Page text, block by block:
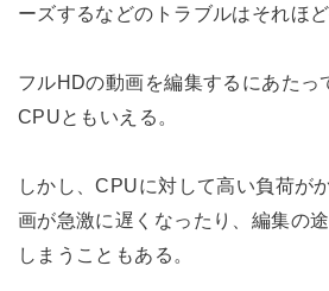
ーズするなどのトラブルはそれほ
フルHDの動画を編集するにあたっ
CPUともいえる。
しかし、CPUに対して高い負荷が
画が急激に遅くなったり、編集の
しまうこともある。